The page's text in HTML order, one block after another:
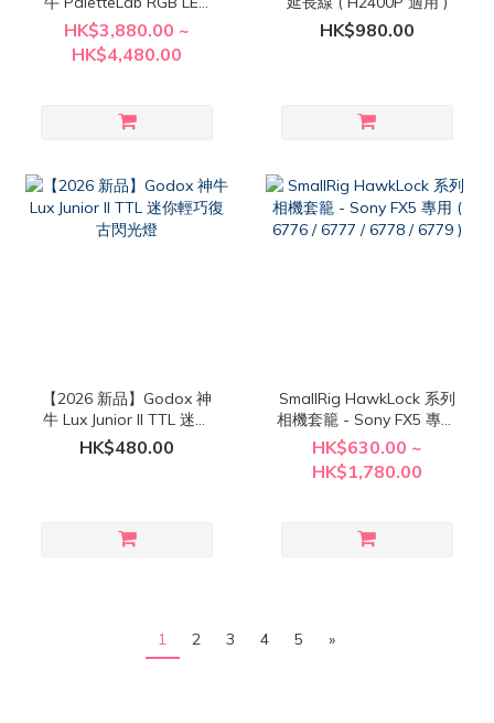
專業攝錄全彩補光燈 (
SL200 RF / SL300 RF )
HK$3,880.00 ~
HK$4,480.00
HK$980.00
【2026 新品】Godox 神
牛 Lux Junior II TTL 迷你
輕巧復古閃光燈
HK$480.00
SmallRig HawkLock 系列
相機套籠 - Sony FX5 專用
( 6776 / 6777 / 6778 /
6779 )
HK$630.00 ~
HK$1,780.00
1 2 3 4 5 »